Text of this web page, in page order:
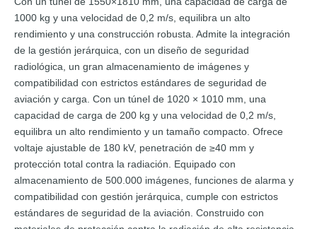
1000 kg y una velocidad de 0,2 m/s, equilibra un alto
rendimiento y una construcción robusta. Admite la integración
de la gestión jerárquica, con un diseño de seguridad
radiológica, un gran almacenamiento de imágenes y
compatibilidad con estrictos estándares de seguridad de
aviación y carga. Con un túnel de 1020 × 1010 mm, una
capacidad de carga de 200 kg y una velocidad de 0,2 m/s,
equilibra un alto rendimiento y un tamaño compacto. Ofrece
voltaje ajustable de 180 kV, penetración de ≥40 mm y
protección total contra la radiación. Equipado con
almacenamiento de 500.000 imágenes, funciones de alarma y
compatibilidad con gestión jerárquica, cumple con estrictos
estándares de seguridad de la aviación. Construido con